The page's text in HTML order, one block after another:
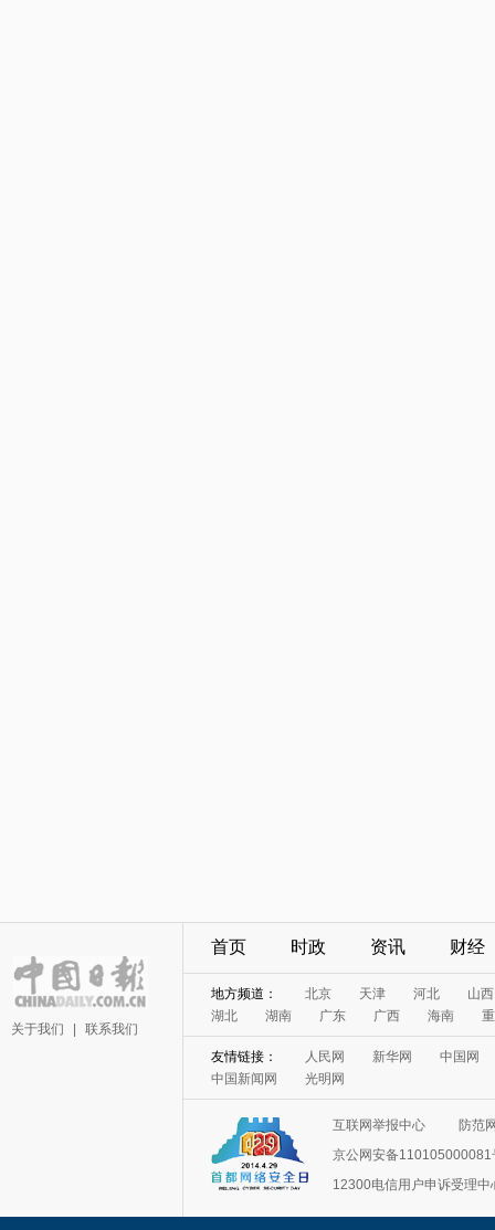
关于我们 联系我们
首页 时政 资讯 财经
地方频道： 北京 天津 河北
山西
湖北
湖南 广东 广西 海南
友情链接： 人民网 新华网
中国网
中国新闻网
光明网
互联网举报中心
防范
京公网安备110105000081
12300电信用户申诉受理中